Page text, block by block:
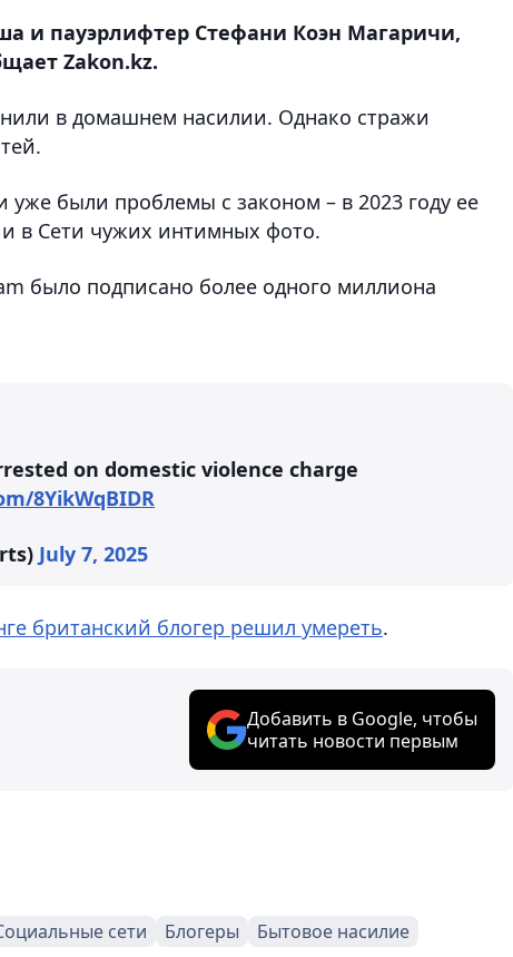
и пауэрлифтер Стефани Коэн Магаричи,
Zakon.kz.
в домашнем насилии. Однако стражи
уже были проблемы с законом – в 2023 году ее
в Сети чужих интимных фото.
было подписано более одного миллиона
on domestic violence charge
8YikWqBIDR
July 7, 2025
британский блогер решил умереть.
Добавить в Google, чтобы
читать новости первым
сети Блогеры
Бытовое насилие